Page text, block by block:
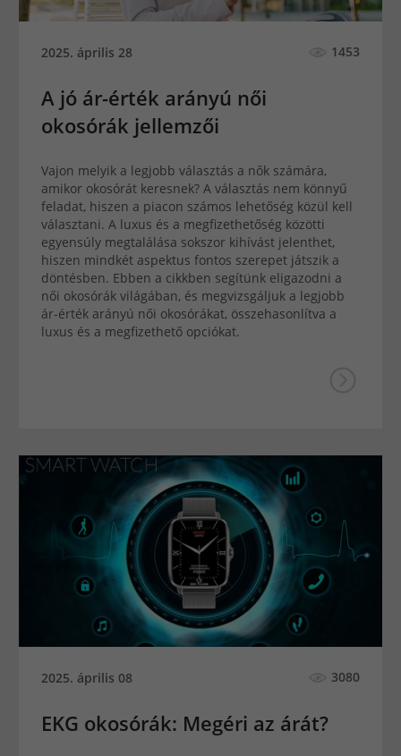
2025. április 28 1453
A jó ár-érték arányú női
okosórák jellemzői
Vajon melyik a legjobb választás a nők számára,
amikor okosórát keresnek? A választás nem könnyű
feladat, hiszen a piacon számos lehetőség közül kell
választani. A luxus és a megfizethetőség közötti
egyensúly megtalálása sokszor kihívást jelenthet,
hiszen mindkét aspektus fontos szerepet játszik a
döntésben. Ebben a cikkben segítünk eligazodni a
női okosórák világában, és megvizsgáljuk a legjobb
ár-érték arányú női okosórákat, összehasonlítva a
luxus és a megfizethető opciókat.
2025. április 08 3080
EKG okosórák: Megéri az árát?